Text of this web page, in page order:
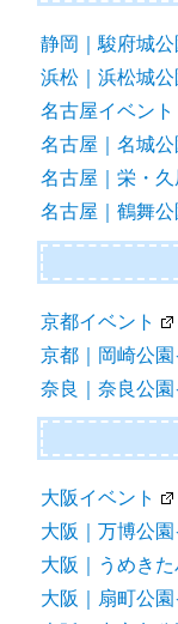
静岡｜駿府城公
浜松｜浜松城公
名古屋イベント
名古屋｜名城公
名古屋｜栄・
名古屋｜鶴舞公
京都イベント
京都｜岡崎公園
奈良｜奈良公園
大阪イベント
大阪｜万博公園
大阪｜うめき
大阪｜扇町公園